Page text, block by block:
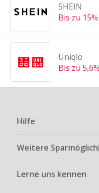
SHEIN
Bis zu
Uniqlo
Bis zu
Hilfe
Weitere
Lerne uns kennen